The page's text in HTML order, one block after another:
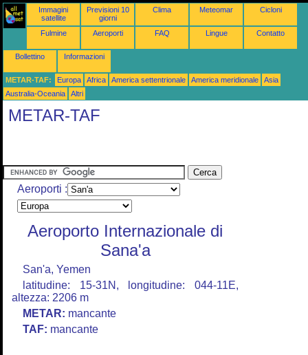
Immagini
satellite
Previsioni 10
giorni
Clima Meteomar Cicloni
Fulmine Aeroporti FAQ Lingue Contatto
Bollettino Informazioni
METAR-TAF: Europa Africa America settentrionale America meridionale
Asia
Australia-Oceania
Altri
METAR-TAF
Aeroporti :
Aeroporto Internazionale di
Sana'a
San'a, Yemen
latitudine: 15-31N, longitudine: 044-11E,
altezza: 2206 m
METAR: mancante
TAF: mancante